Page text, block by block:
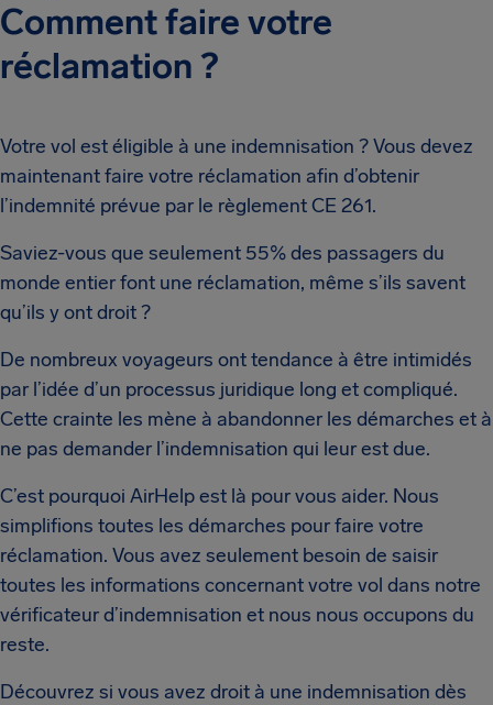
Comment faire votre
réclamation ?
Votre vol est éligible à une indemnisation ? Vous devez
maintenant faire votre réclamation afin d’obtenir
l’indemnité prévue par le règlement CE 261.
Saviez-vous que seulement 55% des passagers du
monde entier font une réclamation, même s’ils savent
qu’ils y ont droit ?
De nombreux voyageurs ont tendance à être intimidés
par l’idée d’un processus juridique long et compliqué.
Cette crainte les mène à abandonner les démarches et à
ne pas demander l’indemnisation qui leur est due.
C’est pourquoi AirHelp est là pour vous aider. Nous
simplifions toutes les démarches pour faire votre
réclamation. Vous avez seulement besoin de saisir
toutes les informations concernant votre vol dans notre
vérificateur d’indemnisation et nous nous occupons du
reste.
Découvrez si vous avez droit à une indemnisation dès